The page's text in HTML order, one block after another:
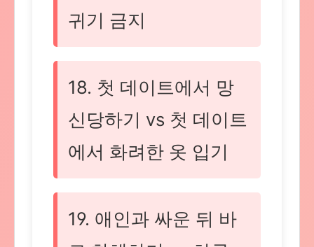
귀기 금지
18. 첫 데이트에서 망
신당하기 vs 첫 데이트
에서 화려한 옷 입기
19. 애인과 싸운 뒤 바